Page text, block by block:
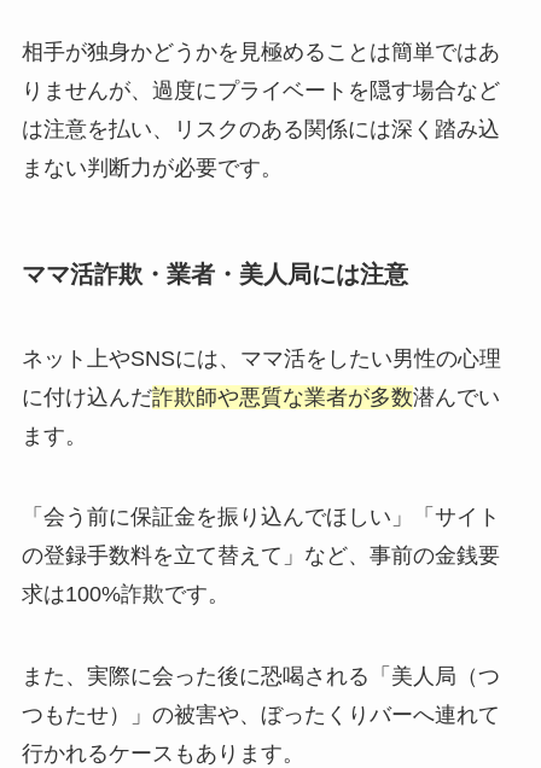
相手が独身かどうかを見極めることは簡単ではあ
りませんが、過度にプライベートを隠す場合など
は注意を払い、リスクのある関係には深く踏み込
まない判断力が必要です。
ママ活詐欺・業者・美人局には注意
ネット上やSNSには、ママ活をしたい男性の心理
に付け込んだ詐欺師や悪質な業者が多数潜んでい
ます。
「会う前に保証金を振り込んでほしい」「サイト
の登録手数料を立て替えて」など、事前の金銭要
求は100%詐欺です。
また、実際に会った後に恐喝される「美人局（つ
つもたせ）」の被害や、ぼったくりバーへ連れて
行かれるケースもあります。